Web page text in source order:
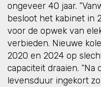
ongeveer 40 jaar.
besloot het kabinet in
voor de opwek van
verbieden. Nieuwe
2020 en 2024 op
capaciteit draaien. “Na
levensduur ingekort